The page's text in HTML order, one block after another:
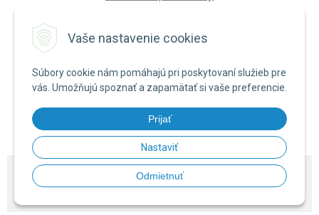
Vaše nastavenie cookies
Súbory cookie nám pomáhajú pri poskytovaní služieb pre
vás. Umožňujú spoznať a zapamätať si vaše preferencie.
Prijať
Nastaviť
Odmietnuť
Reklamačné podmienky
NA STIAHNUTIE
Formulár na odstúpenie od zmluvy
Poučenie o uplatnení práva na odstúpenie od zmluvy
© 2026 ORGANIXgarden • NextShop&e-shop Pohoda Connector NextCom